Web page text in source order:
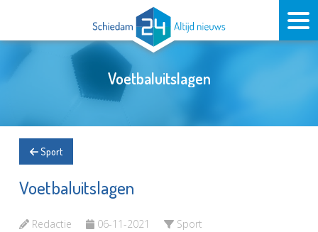
Voetbaluitslagen
Sport
Voetbaluitslagen
Redactie 06-11-2021 Sport